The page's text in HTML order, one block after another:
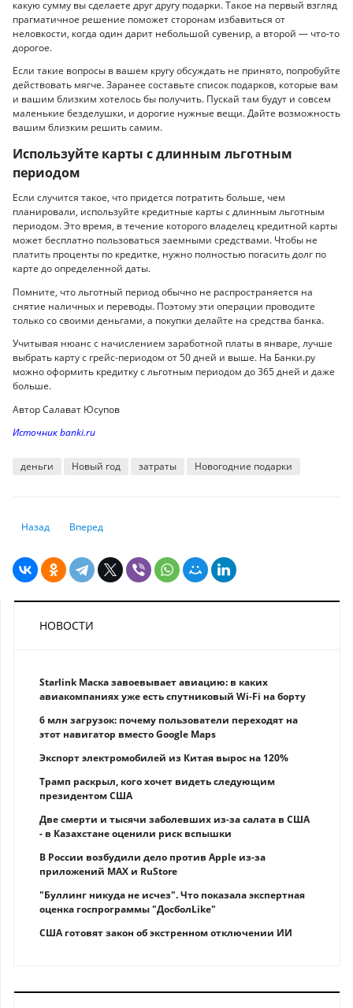
какую сумму вы сделаете друг другу подарки. Такое на первый взгляд
прагматичное решение поможет сторонам избавиться от
неловкости, когда один дарит небольшой сувенир, а второй — что-то
дорогое.
Если такие вопросы в вашем кругу обсуждать не принято, попробуйте
действовать мягче. Заранее составьте список подарков, которые вам
и вашим близким хотелось бы получить. Пускай там будут и совсем
маленькие безделушки, и дорогие нужные вещи. Дайте возможность
вашим близким решить самим.
Используйте карты с длинным льготным
периодом
Если случится такое, что придется потратить больше, чем
планировали, используйте кредитные карты с длинным льготным
периодом. Это время, в течение которого владелец кредитной карты
может бесплатно пользоваться заемными средствами. Чтобы не
платить проценты по кредитке, нужно полностью погасить долг по
карте до определенной даты.
Помните, что льготный период обычно не распространяется на
снятие наличных и переводы. Поэтому эти операции проводите
только со своими деньгами, а покупки делайте на средства банка.
Учитывая нюанс с начислением заработной платы в январе, лучше
выбрать карту с грейс-периодом от 50 дней и выше. На Банки.ру
можно оформить кредитку с льготным периодом до 365 дней и даже
больше.
Автор Салават Юсупов
Источник banki.ru
деньги Новый год затраты Новогодние подарки
Предыдущий: Самые распространенные виды интернет-
Назад Следующий: Как продать квартиру по доверенности:
Вперед
НОВОСТИ
Starlink Маска завоевывает авиацию: в каких
авиакомпаниях уже есть спутниковый Wi-Fi на борту
6 млн загрузок: почему пользователи переходят на
этот навигатор вместо Google Maps
Экспорт электромобилей из Китая вырос на 120%
Трамп раскрыл, кого хочет видеть следующим
президентом США
Две смерти и тысячи заболевших из-за салата в США
- в Казахстане оценили риск вспышки
В России возбудили дело против Apple из-за
приложений MAX и RuStore
"Буллинг никуда не исчез". Что показала экспертная
оценка госпрограммы "ДосболLike"
США готовят закон об экстренном отключении ИИ